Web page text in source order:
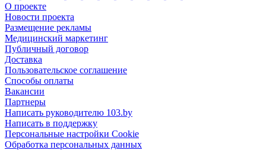
О проекте
Новости проекта
Размещение рекламы
Медицинский маркетинг
Публичный договор
Доставка
Пользовательское соглашение
Способы оплаты
Вакансии
Партнеры
Написать руководителю 103.by
Написать в поддержку
Персональные настройки Cookie
Обработка персональных данных